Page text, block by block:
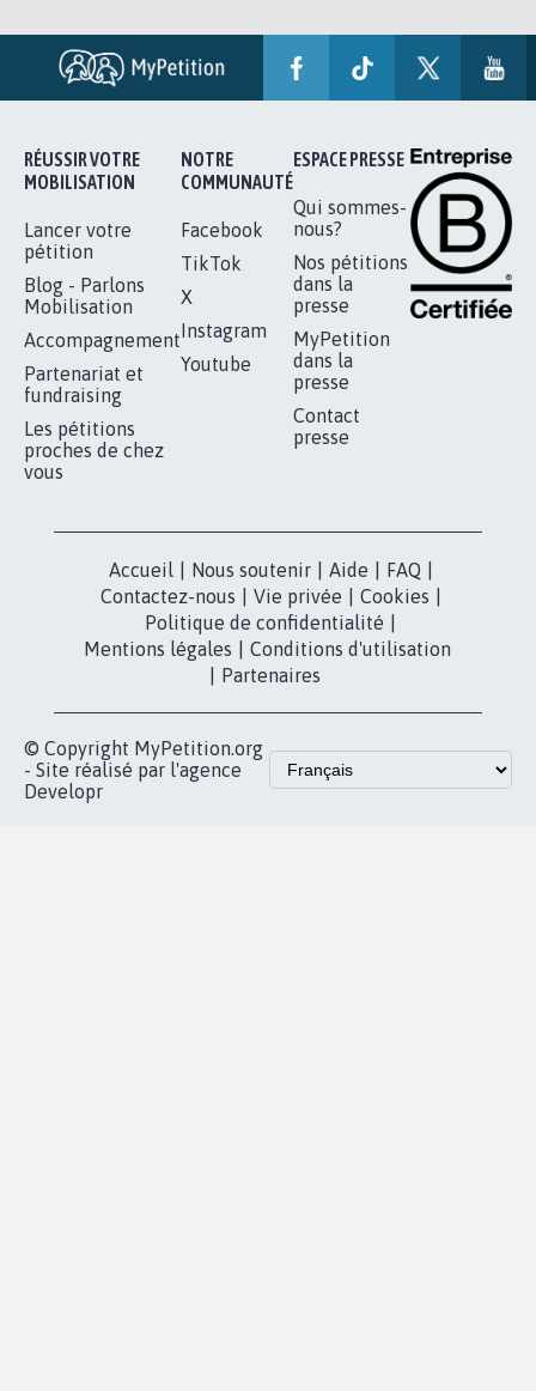
RÉUSSIR VOTRE
MOBILISATION
Lancer votre
pétition
Blog - Parlons
Mobilisation
Accompagnement
Partenariat et
fundraising
Les pétitions
proches de chez
vous
NOTRE
COMMUNAUTÉ
Facebook
TikTok
X
Instagram
Youtube
ESPACE PRESSE
Qui sommes-
nous?
Nos pétitions
dans la
presse
MyPetition
dans la
presse
Contact
presse
Accueil Nous soutenir Aide FAQ
Contactez-nous
Vie privée Cookies
Politique de confidentialité
Mentions légales
Conditions d'utilisation
Partenaires
© Copyright MyPetition.org
- Site réalisé par l'agence
Developr